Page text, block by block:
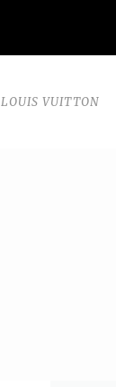
LOUIS VUITTON